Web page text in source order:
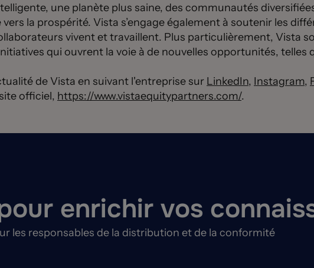
une planète plus saine, des communautés
vers la prospérité. Vista s’engage également à soutenir les
vivent et travaillent. Plus particulièrement, Vista
qui ouvrent la voie à de nouvelles opportunités, telles
de Vista en suivant l'entreprise sur LinkedIn, Instagram,
officiel, https://www.vistaequitypartners.com/.
enrichir vos
les responsables de la distribution et de la conformité